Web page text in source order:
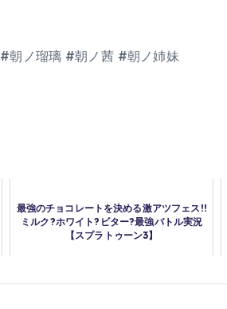
ノ瑠璃 #朝ノ茜 #朝ノ姉妹
最強のチョコレートを決める激アツフェス!!
ミルク?ホワイト?ビター?最強バトル実況
【スプラトゥーン3】